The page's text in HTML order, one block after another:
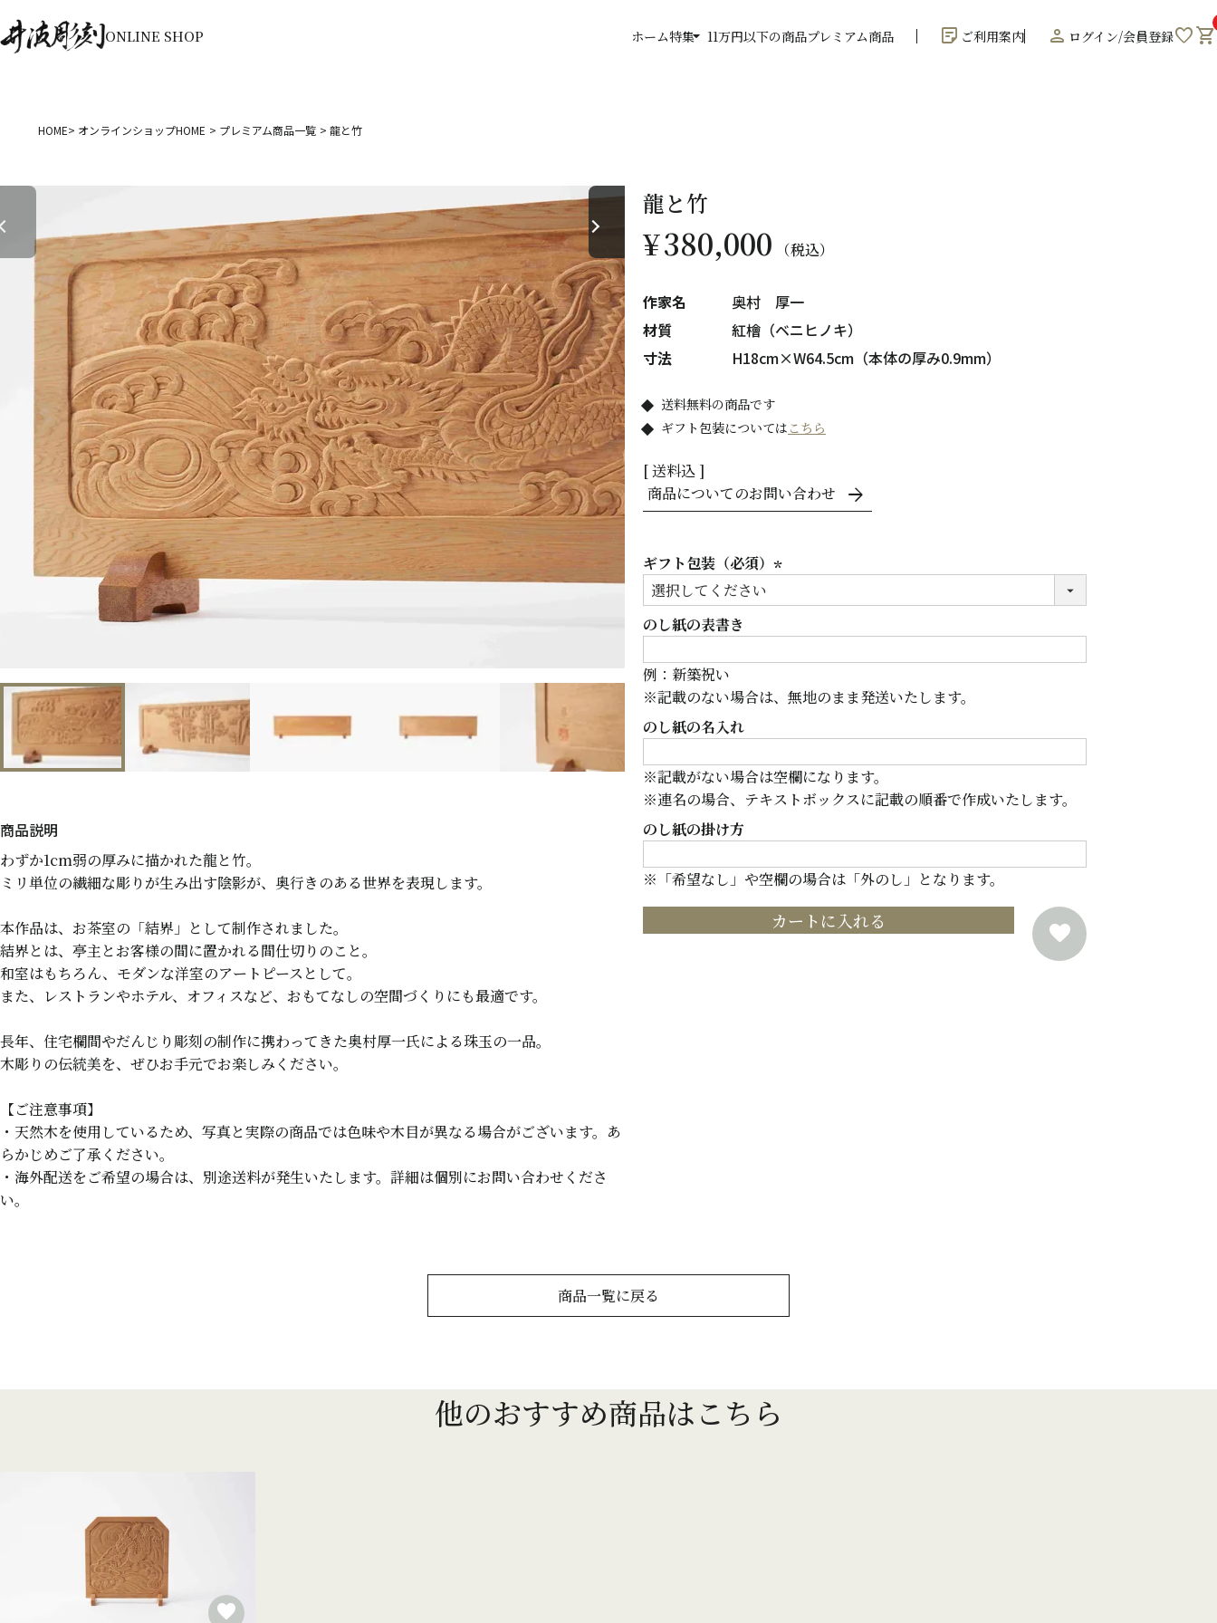
ONLINE SHOP ホーム特集arrow_drop_down 11万円以下の商品プレミアム商品 sticky_note_2 ご利用案内 person ログイン/会員登録favoriteshopping_cart
HOME オンラインショップHOME プレミアム商品一覧 龍と竹
わずか1cm弱の厚みに描かれた龍と竹。
ミリ単位の繊細な彫りが生み出す陰影が、奥行きのある世界を表現します。
本作品は、お茶室の「結界」として制作されました。
結界とは、亭主とお客様の間に置かれる間仕切りのこと。
和室はもちろん、モダンな洋室のアートピースとして。
また、レストランやホテル、オフィスなど、おもてなしの空間づくりにも最適です。
長年、住宅欄間やだんじり彫刻の制作に携わってきた奥村厚一氏による珠玉の一品。
木彫りの伝統美を、ぜひお手元でお楽しみください。
【ご注意事項】
・天然木を使用しているため、写真と実際の商品では色味や木目が異なる場合がございます。あ
らかじめご了承ください。
・海外配送をご希望の場合は、別途送料が発生いたします。詳細は個別にお問い合わせくださ
い。
龍と竹
¥380,000 税込
作家名
奥村 厚一
材質
紅檜（ベニヒノキ）
寸法
H18cm×W64.5cm（本体の厚み0.9mm）
送料無料の商品です
ギフト包装については こちら
送料込
商品についてのお問い合わせ
ギフト包装（必須）
のし紙の表書き
例：新築祝い
※記載のない場合は、無地のまま発送いたします。
のし紙の名入れ
※記載がない場合は空欄になります。
※連名の場合、テキストボックスに記載の順番で作成いたします。
のし紙の掛け方
※「希望なし」や空欄の場合は「外のし」となります。
カートに入れる
商品一覧に戻る
他のおすすめ商品はこちら